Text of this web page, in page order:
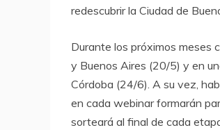
redescubrir la Ciudad de
Durante los próximos meses
y Buenos Aires (20/5) y en
Córdoba (24/6). A su vez,
en cada webinar formarán
sorteará al final de cada